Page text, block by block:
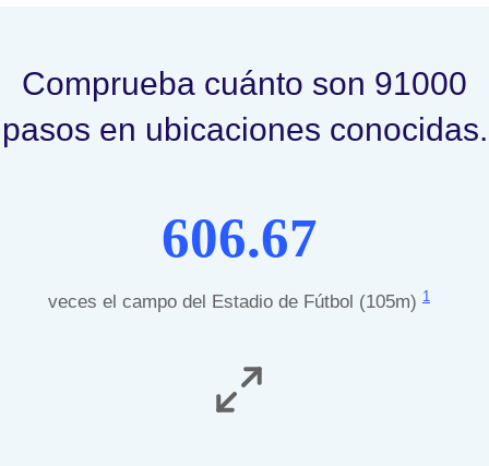
Comprueba cuánto son 91000
pasos en ubicaciones conocidas.
606.67
veces el campo del Estadio de Fútbol (105m) 1